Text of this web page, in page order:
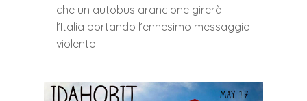
che un autobus arancione girerà
l’Italia portando l’ennesimo messaggio
violento…
0